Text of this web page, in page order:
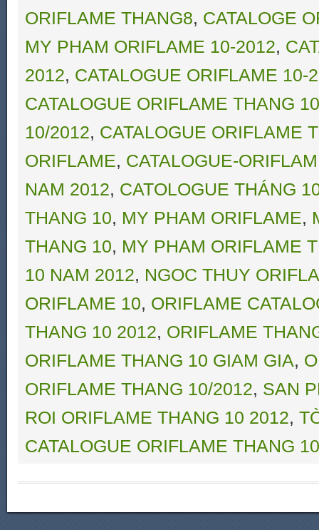
ORIFLAME THANG8, CATALOGE
MY PHAM ORIFLAME 10-2012,
2012, CATALOGUE ORIFLAME 10-
CATALOGUE ORIFLAME THANG
10/2012, CATALOGUE ORIFLAME
ORIFLAME, CATALOGUE-
NAM 2012, CATOLOGUE THÁNG
THANG 10, MY PHAM ORIFLAME,
THANG 10, MY PHAM ORIFLAME
10 NAM 2012, NGOC THUY
ORIFLAME 10, ORIFLAME
THANG 10 2012, ORIFLAME
ORIFLAME THANG 10 GIAM GIA,
ORIFLAME THANG 10/2012, SAN
ROI ORIFLAME THANG 10 2012,
CATALOGUE ORIFLAME THANG